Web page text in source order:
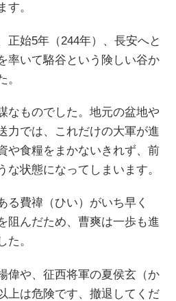
す。
正始5年（244年）、長安へと
率いて駱谷という険しい谷か
。
なものでした。地元の盆地や
力では、これだけの大軍が進
や食糧をまかないきれず、前
な状態になってしまいます。
る費禕（ひい）がいち早く
阻んだため、曹爽は一歩も進
た。
偉や、征西将軍の夏侯玄（か
上は危険です、撤退してくだ